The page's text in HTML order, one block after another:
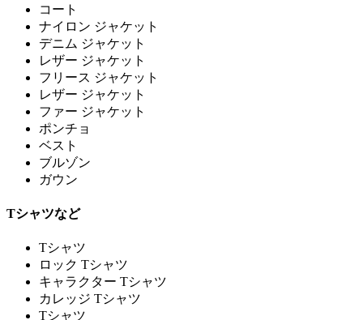
コート
ナイロン ジャケット
デニム ジャケット
レザー ジャケット
フリース ジャケット
レザー ジャケット
ファー ジャケット
ポンチョ
ベスト
ブルゾン
ガウン
Tシャツなど
Tシャツ
ロック Tシャツ
キャラクター Tシャツ
カレッジ Tシャツ
Tシャツ